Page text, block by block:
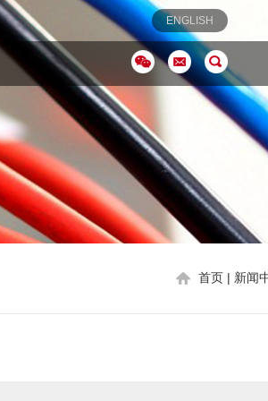
ENGLISH
首页| 新闻